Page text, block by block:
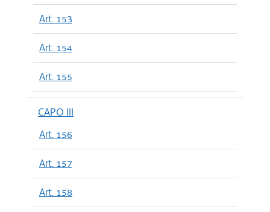
Art. 153
Art. 154
Art. 155
CAPO III
Art. 156
Art. 157
Art. 158